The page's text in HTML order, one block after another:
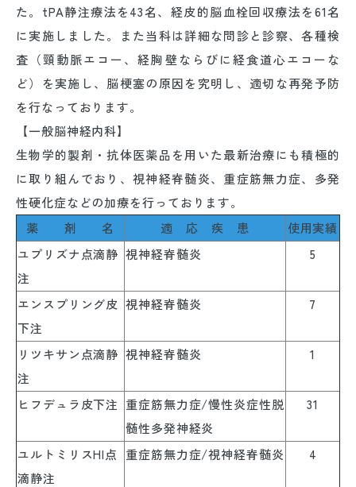
た。tPA静注療法を43名、経皮的脳血栓回収療法を61名
に実施しました。また当科は詳細な問診と診察、各種検
査（頸動脈エコー、経胸壁ならびに経食道心エコーな
ど）を実施し、脳梗塞の原因を究明し、適切な再発予防
を行なっております。
【一般脳神経内科】
生物学的製剤・抗体医薬品を用いた最新治療にも積極的
に取り組んでおり、視神経脊髄炎、重症筋無力症、多発
性硬化症などの加療を行っております。
薬 剤 名
適 応 疾 患
使用実績
ユプリズナ点滴静
注
視神経脊髄炎 5
エンスプリング皮
下注
視神経脊髄炎 7
リツキサン点滴静
注
視神経脊髄炎 1
ヒフデュラ皮下注 重症筋無力症/慢性炎症性脱
髄性多発神経炎
31
ユルトミリスHI点
滴静注
重症筋無力症/視神経脊髄炎 4